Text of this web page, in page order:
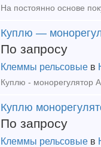
Куплю —
По запросу
Клеммы рельсовые в
Куплю
По запросу
Клеммы рельсовые в